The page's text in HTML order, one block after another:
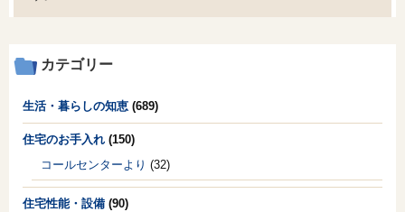
カテゴリー
生活・暮らしの知恵 (689)
住宅のお手入れ (150)
コールセンターより (32)
住宅性能・設備 (90)